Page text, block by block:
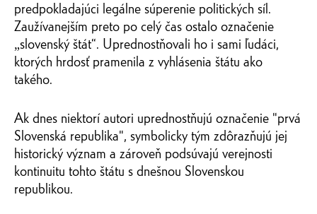
predpokladajúci legálne súperenie politických síl.
Zaužívanejším preto po celý čas ostalo označenie
„slovenský štát“. Uprednostňovali ho i sami ľudáci,
ktorých hrdosť pramenila z vyhlásenia štátu ako
takého.
Ak dnes niektorí autori uprednostňujú označenie "prvá
Slovenská republika", symbolicky tým zdôrazňujú jej
historický význam a zároveň podsúvajú verejnosti
kontinuitu tohto štátu s dnešnou Slovenskou
republikou.